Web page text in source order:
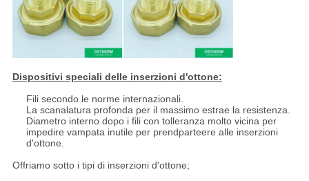
Dispositivi speciali delle inserzioni d'ottone:
Fili secondo le norme internazionali.
La scanalatura profonda per il massimo estrae la resistenza.
Diametro interno dopo i fili con tolleranza molto vicina per
impedire vampata inutile per prendparteere alle inserzioni
d'ottone.
Offriamo sotto i tipi di inserzioni d'ottone;